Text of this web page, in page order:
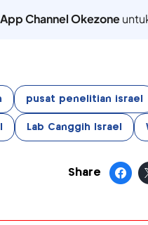
Channel Okezone
pusat penelitian israel
Lab Canggih Israel
Share